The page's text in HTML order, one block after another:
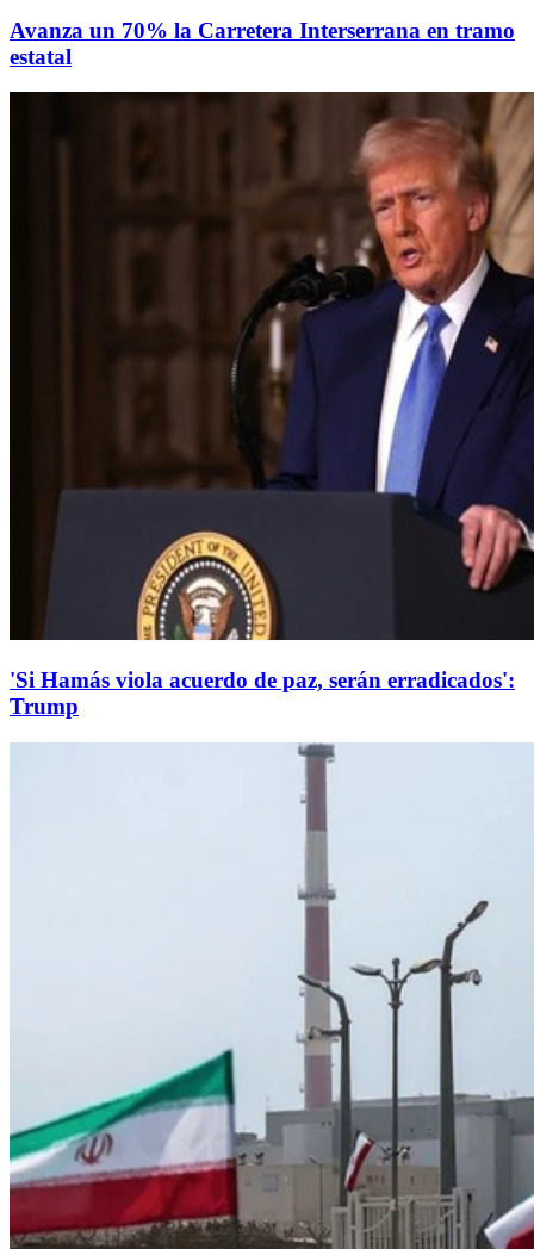
Avanza un 70% la Carretera Interserrana en tramo
estatal
'Si Hamás viola acuerdo de paz, serán erradicados':
Trump